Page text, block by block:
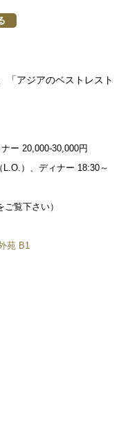
「アジアのベストレスト
ー 20,000-30,000円
）、ディナー 18:30～
覧下さい）
苑 B1